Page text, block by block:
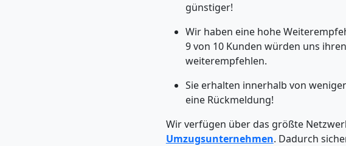
günstiger!
Wir haben eine hohe
9 von 10 Kunden würden uns
weiterempfehlen.
Sie erhalten innerhalb von
eine Rückmeldung!
Wir verfügen über das größte
Umzugsunternehmen. Dadurch